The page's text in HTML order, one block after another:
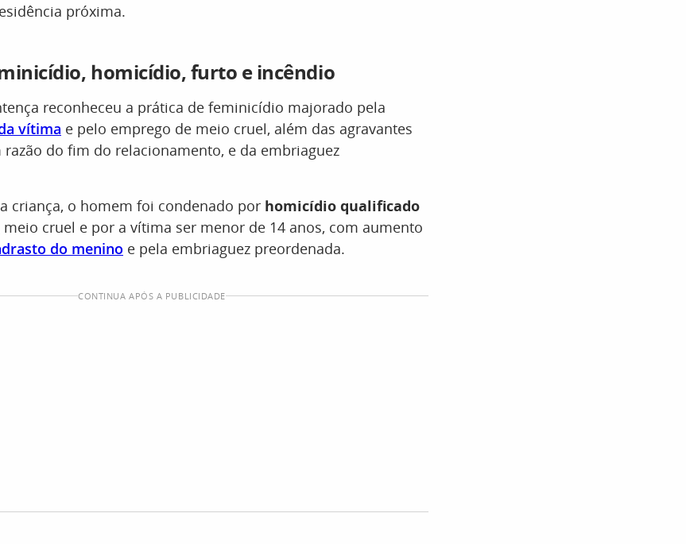
próxima.
homicídio, furto e incêndio
reconheceu a prática de feminicídio majorado pela
vítima e pelo emprego de meio cruel, além das agravantes
do fim do relacionamento, e da embriaguez
criança, o homem foi condenado por homicídio qualificado
meio cruel e por a vítima ser menor de 14 anos, com aumento
do menino e pela embriaguez preordenada.
CONTINUA APÓS A PUBLICIDADE